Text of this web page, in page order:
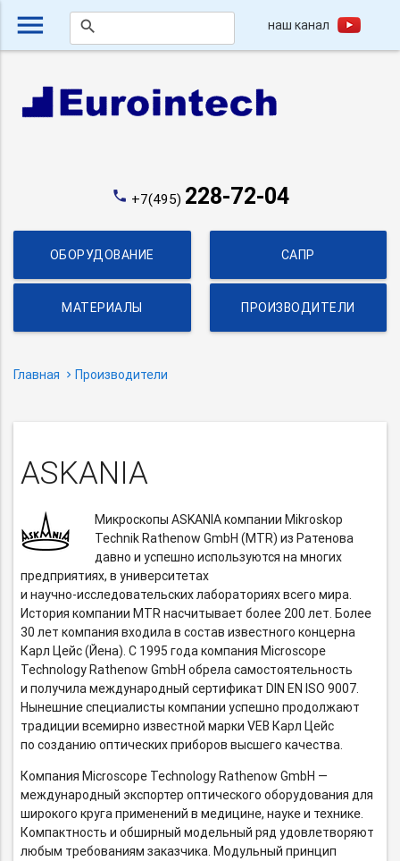
menu search наш канал
phone +7(495) 228-72-04
ОБОРУДОВАНИЕ САПР
МАТЕРИАЛЫ ПРОИЗВОДИТЕЛИ
Главная Производители
ASKANIA
Микроскопы ASKANIA компании Mikroskop
Technik Rathenow GmbH (MTR) из Ратенова
давно и успешно используются на многих
предприятиях, в университетах
и научно-исследовательскихлабораториях всего мира.
История компании MTR насчитывает более 200 лет. Более
30 лет компания входила в состав известного концерна
Карл Цейс (Йена). C 1995 года компания Microscope
Technology Rathenow GmbH обрела самостоятельность
и получила международный сертификат DIN EN ISO 9007.
Нынешние специалисты компании успешно продолжают
традиции всемирно известной марки VEB Карл Цейс
по созданию оптических приборов высшего качества.
Компания Microscope Technology Rathenow GmbH —
международный экспортер оптического оборудования для
широкого круга применений в медицине, науке и технике.
Компактность и обширный модельный ряд удовлетворяют
любым требованиям заказчика. Модульный принцип